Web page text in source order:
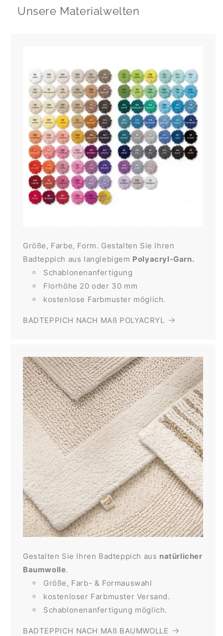
Unsere Materialwelten
Größe, Farbe, Form. Gestalten Sie Ihren
Badteppich aus langlebigem Polyacryl-Garn.
Schablonenanfertigung
Florhöhe 20 oder 30 mm
kostenlose Farbmuster möglich.
BADTEPPICH NACH MAß POLYACRYL
Gestalten Sie Ihren Badteppich aus natürlicher
Baumwolle.
Größe, Farb- & Formauswahl
kostenloser Farbmuster Versand.
Schablonenanfertigung möglich.
BADTEPPICH NACH MAß BAUMWOLLE